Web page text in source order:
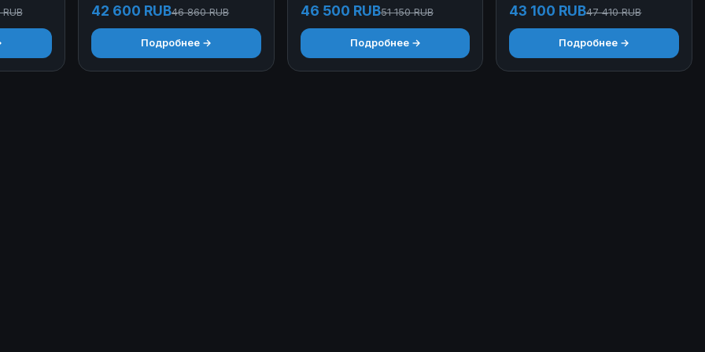
RUB 42 600 RUB46 860 RUB
Подробнее →
46 500 RUB51 150 RUB
Подробнее →
43 100 RUB47 410 RUB
Подробнее →